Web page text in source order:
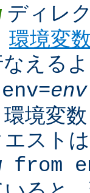
ディレ
環境変数
える
境変数
エスト
from